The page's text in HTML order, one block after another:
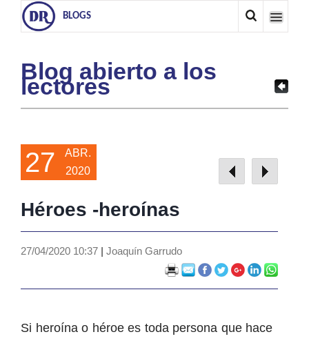
BLOGS
Blog abierto a los
lectores
27
ABR.
2020
Héroes -heroínas
27/04/2020 10:37 | Joaquín Garrudo
Si heroína o héroe es toda persona que hace